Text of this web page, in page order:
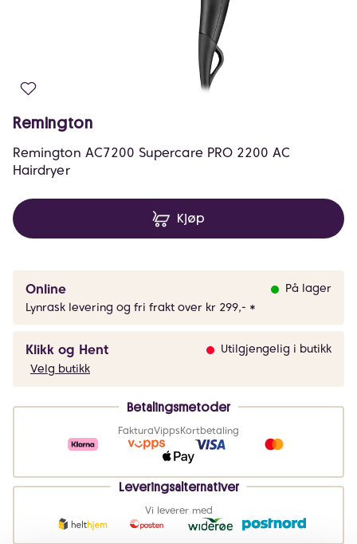
Remington
Remington AC7200 Supercare PRO 2200 AC
Hairdryer
Kjøp
Online
På lager
Lynrask levering og fri frakt over kr 299,- *
Klikk og Hent
Utilgjengelig i butikk
Velg butikk
Betalingsmetoder
FakturaVippsKortbetaling
Leveringsalternativer
Vi leverer med